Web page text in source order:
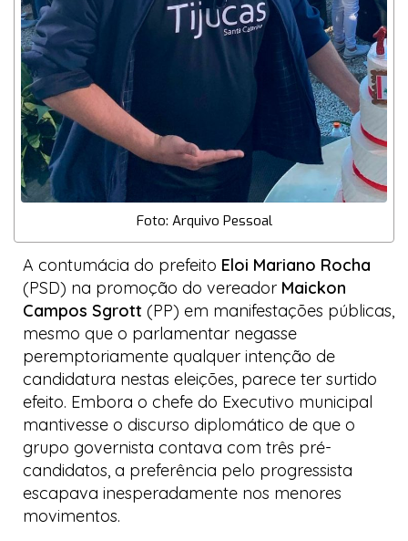
Foto: Arquivo Pessoal
A contumácia do prefeito Eloi Mariano Rocha
(PSD) na promoção do vereador Maickon
Campos Sgrott (PP) em manifestações públicas,
mesmo que o parlamentar negasse
peremptoriamente qualquer intenção de
candidatura nestas eleições, parece ter surtido
efeito. Embora o chefe do Executivo municipal
mantivesse o discurso diplomático de que o
grupo governista contava com três pré-
candidatos, a preferência pelo progressista
escapava inesperadamente nos menores
movimentos.